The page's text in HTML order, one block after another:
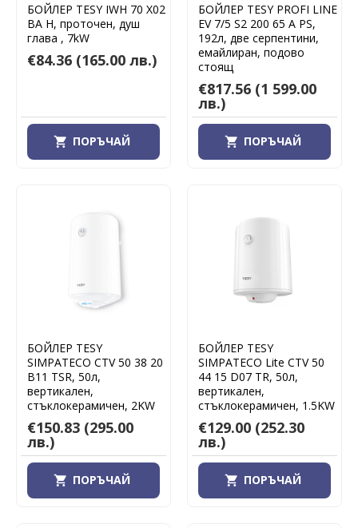
БОЙЛЕР TESY IWH 70 X02
BA H, проточен, душ
глава , 7kW
€84.36 (165.00 лв.)
ПОРЪЧАЙ
БОЙЛЕР TESY PROFI LINE
EV 7/5 S2 200 65 A PS,
192л, две серпентини,
емайлиран, подово
стоящ
€817.56 (1 599.00
лв.)
ПОРЪЧАЙ
БОЙЛЕР TESY
SIMPATECO CTV 50 38 20
B11 TSR, 50л,
вертикален,
стъклокерамичен, 2KW
€150.83 (295.00
лв.)
ПОРЪЧАЙ
БОЙЛЕР TESY
SIMPATECO Lite CTV 50
44 15 D07 TR, 50л,
вертикален,
стъклокерамичен, 1.5KW
€129.00 (252.30
лв.)
ПОРЪЧАЙ